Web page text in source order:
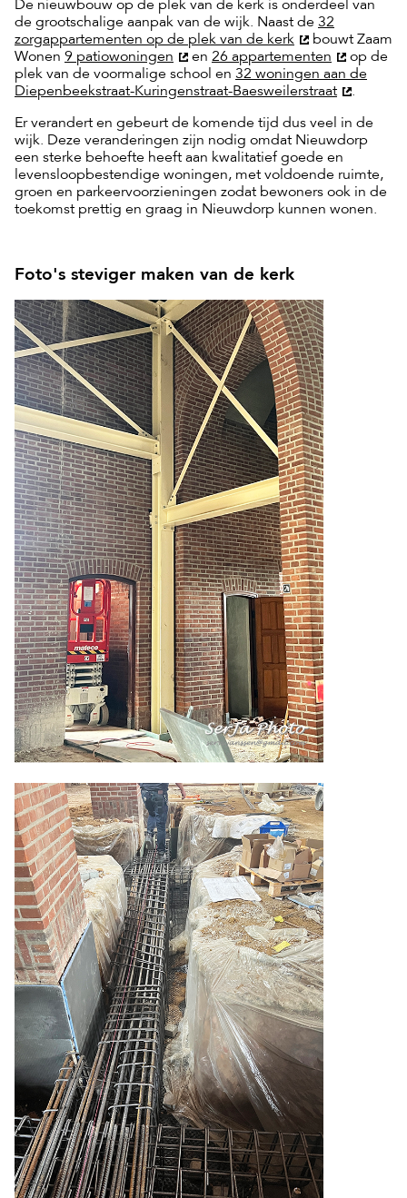
De nieuwbouw op de plek van de kerk is onderdeel van
de grootschalige aanpak van de wijk. Naast de 32
zorgappartementen op de plek van de kerk
bouwt Zaam
Wonen 9 patiowoningen en 26 appartementen
op de
plek van de voormalige school en 32 woningen aan de
Diepenbeekstraat-Kuringenstraat-Baesweilerstraat
.
Er verandert en gebeurt de komende tijd dus veel in de
wijk. Deze veranderingen zijn nodig omdat Nieuwdorp
een sterke behoefte heeft aan kwalitatief goede en
levensloopbestendige woningen, met voldoende ruimte,
groen en parkeervoorzieningen zodat bewoners ook in de
toekomst prettig en graag in Nieuwdorp kunnen wonen.
Foto's steviger maken van de kerk